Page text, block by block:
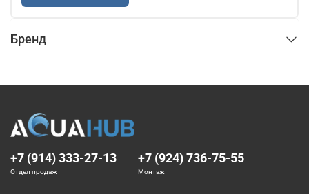
Бренд
+7 (914) 333-27-13
Отдел продаж
+7 (924) 736-75-55
Монтаж